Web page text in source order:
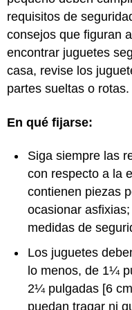
requisitos de
consejos que figuran
encontrar juguetes
casa, revise los
partes sueltas o rotas.
En qué fijarse:
Siga siempre las
con respecto a la
contienen piezas
ocasionar
medidas de
Los juguetes
lo menos, de 1¼
2¼ pulgadas [6
puedan tragar ni